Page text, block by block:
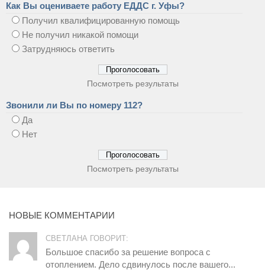
Как Вы оцениваете работу ЕДДС г. Уфы?
Получил квалифицированную помощь
Не получил никакой помощи
Затрудняюсь ответить
Посмотреть результаты
Звонили ли Вы по номеру 112?
Да
Нет
Посмотреть результаты
НОВЫЕ КОММЕНТАРИИ
СВЕТЛАНА ГОВОРИТ:
Большое спасибо за решение вопроса с
отоплением. Дело сдвинулось после вашего...